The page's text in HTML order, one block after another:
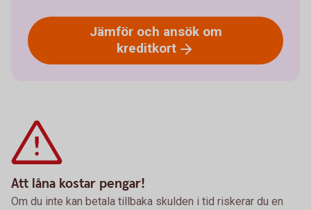
Jämför och ansök om
kreditkort
Att låna kostar pengar!
Om du inte kan betala tillbaka skulden i tid riskerar du en